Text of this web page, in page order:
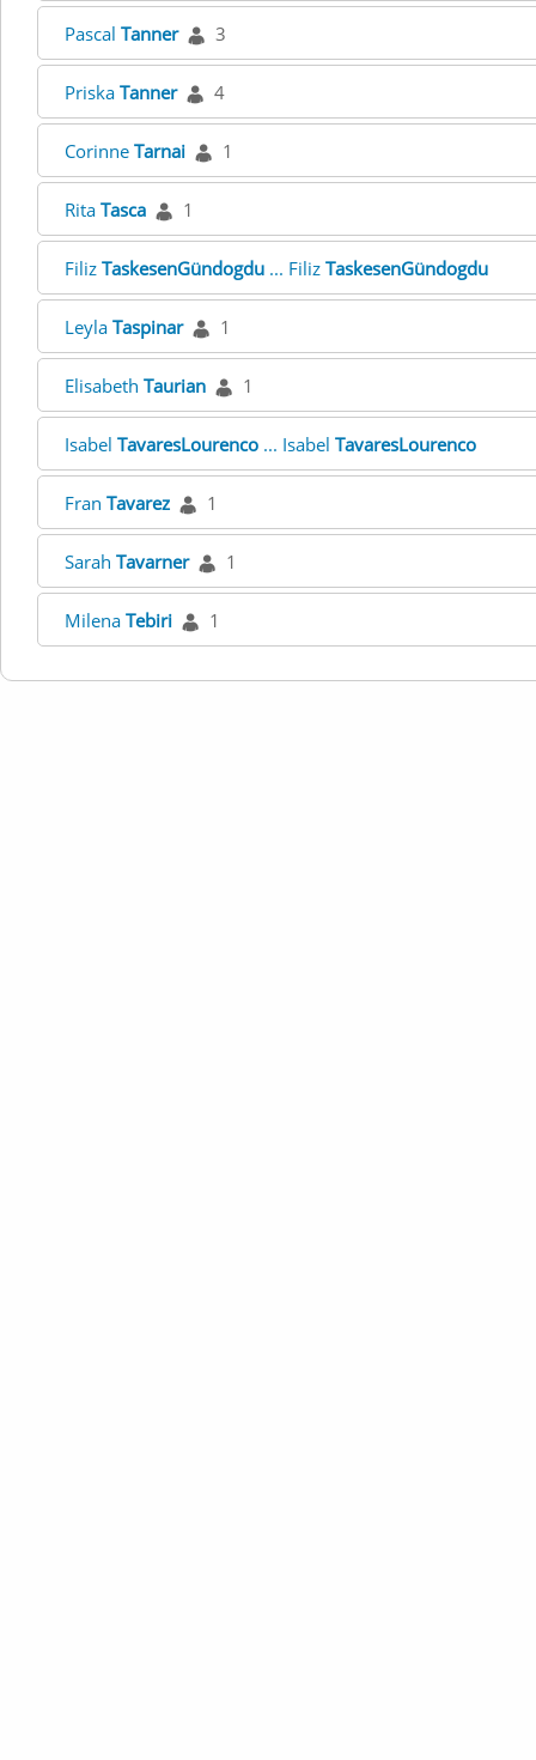
Pascal Tanner 3
Priska Tanner 4
Corinne Tarnai 1
Rita Tasca 1
Filiz TaskesenGündogdu ... Filiz TaskesenGündogdu
Leyla Taspinar 1
Elisabeth Taurian 1
Isabel TavaresLourenco ... Isabel TavaresLourenco
Fran Tavarez 1
Sarah Tavarner 1
Milena Tebiri 1